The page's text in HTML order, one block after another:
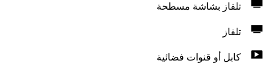
تلفاز بشاشة مسطحة
تلفاز
كابل أو قنوات فضائية